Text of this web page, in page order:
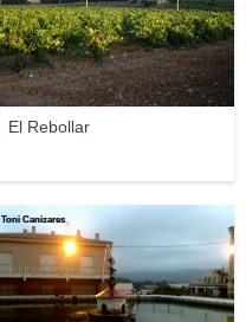
El Rebollar
Toni Canizares